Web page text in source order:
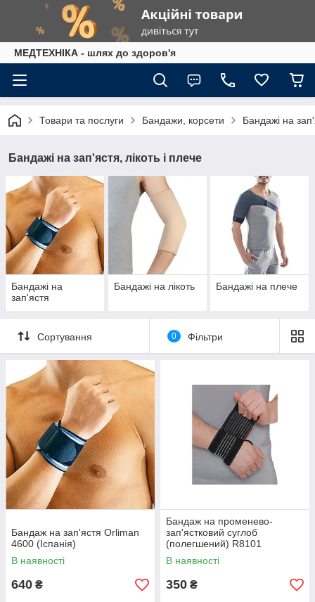
МЕДТЕХНІКА - шлях до здоров'я
Товари та послуги Бандажи, корсети Бандажі на
Бандажі на зап'ястя, лікоть і плече
Бандажі на
зап'ястя
Бандажі на лікоть Бандажі на плече
Сортування 0 Фільтри
Бандаж на зап'ястя Orliman
4600 (Іспанія)
В наявності
640 ₴
Бандаж на променево-
зап'ястковий суглоб
(полегшений) R8101
В наявності
350 ₴